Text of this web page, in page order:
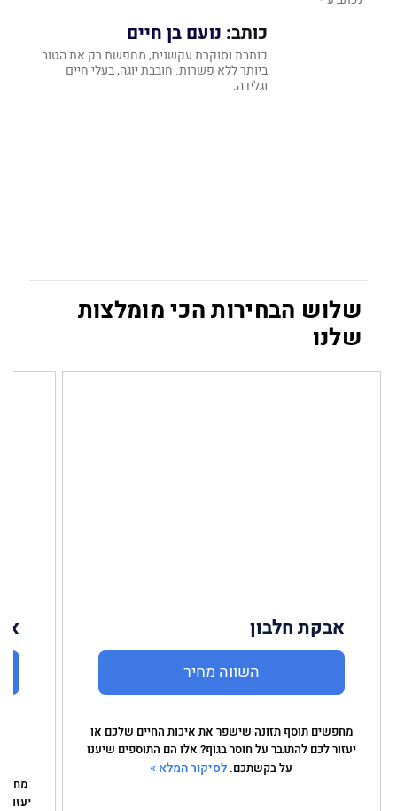
כותב: נועם בן חיים
כותבת וסוקרת עקשנית, מחפשת רק את הטוב
ביותר ללא פשרות. חובבת יוגה, בעלי חיים
וגלידה.
שלוש הבחירות הכי מומלצות
שלנו
אבקת חלבון
השווה מחיר
מחפשים תוסף תזונה שישפר את איכות החיים שלכם או
יעזור לכם להתגבר על חוסר בגוף? אלו הם התוספים שיענו
על בקשתכם. לסיקור המלא »